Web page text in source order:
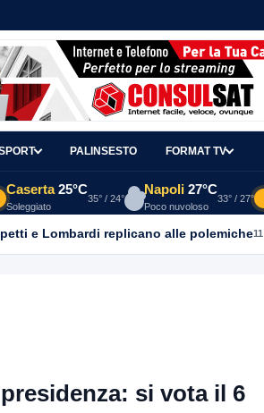
PALINSESTO FORMAT TV
Caserta 25°C
Soleggiato
35° / 24°
Napoli 27°C
Poco nuvoloso
33° / 27°
e Lombardi replicano alle polemiche
si vota il 6